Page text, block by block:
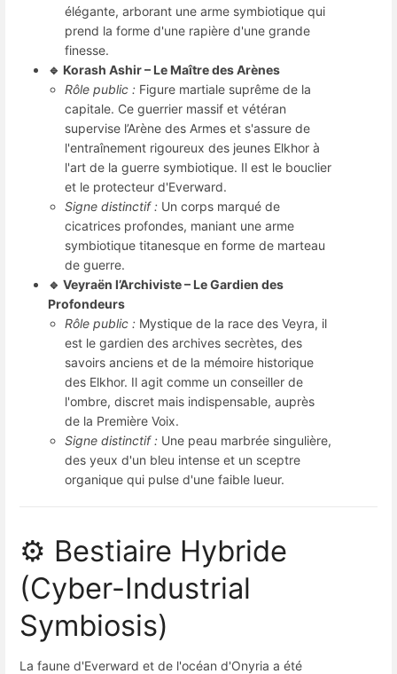
élégante, arborant une arme symbiotique qui
prend la forme d'une rapière d'une grande
finesse.
🔹 Korash Ashir – Le Maître des Arènes
Rôle public : Figure martiale suprême de la
capitale. Ce guerrier massif et vétéran
supervise l’Arène des Armes et s'assure de
l'entraînement rigoureux des jeunes Elkhor à
l'art de la guerre symbiotique. Il est le bouclier
et le protecteur d'Everward.
Signe distinctif : Un corps marqué de
cicatrices profondes, maniant une arme
symbiotique titanesque en forme de marteau
de guerre.
🔹 Veyraën l’Archiviste – Le Gardien des
Profondeurs
Rôle public : Mystique de la race des Veyra, il
est le gardien des archives secrètes, des
savoirs anciens et de la mémoire historique
des Elkhor. Il agit comme un conseiller de
l'ombre, discret mais indispensable, auprès
de la Première Voix.
Signe distinctif : Une peau marbrée singulière,
des yeux d'un bleu intense et un sceptre
organique qui pulse d'une faible lueur.
⚙️ Bestiaire Hybride
(Cyber-Industrial
Symbiosis)
La faune d'Everward et de l'océan d'Onyria a été